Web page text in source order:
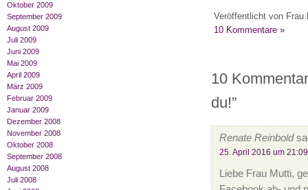
Oktober 2009
September 2009
August 2009
Juli 2009
Juni 2009
Mai 2009
April 2009
März 2009
Februar 2009
Januar 2009
Dezember 2008
November 2008
Oktober 2008
September 2008
August 2008
Juli 2008
Veröffentlicht von Frau
10 Kommentare »
10
du!”
Renate Reinbold
25. April 2016 um 21:09
Liebe Frau Mutti,